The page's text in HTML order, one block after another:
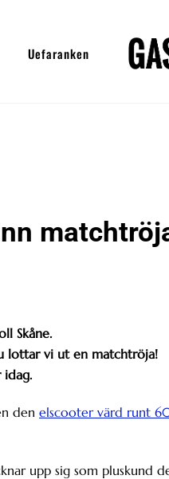
Uefaranken
Skåne.
lottar vi ut en matchtröja!
idag.
den elscooter värd runt
upp sig som pluskund